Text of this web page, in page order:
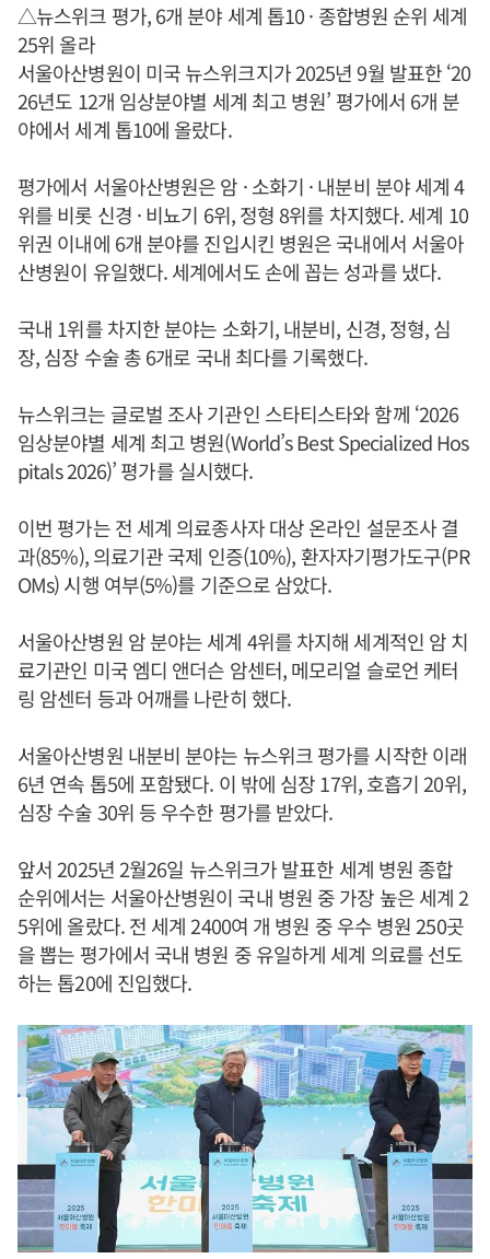
△뉴스위크 평가, 6개 분야 세계 톱10 · 종합병원 순위 세계
25위 올라
서울아산병원이 미국 뉴스위크지가 2025년 9월 발표한 ‘20
26년도 12개 임상분야별 세계 최고 병원’ 평가에서 6개 분
야에서 세계 톱10에 올랐다.
평가에서 서울아산병원은 암 · 소화기 · 내분비 분야 세계 4
위를 비롯 신경 · 비뇨기 6위, 정형 8위를 차지했다. 세계 10
위권 이내에 6개 분야를 진입시킨 병원은 국내에서 서울아
산병원이 유일했다. 세계에서도 손에 꼽는 성과를 냈다.
국내 1위를 차지한 분야는 소화기, 내분비, 신경, 정형, 심
장, 심장 수술 총 6개로 국내 최다를 기록했다.
뉴스위크는 글로벌 조사 기관인 스타티스타와 함께 ‘2026
임상분야별 세계 최고 병원(World’s Best Specialized Hos
pitals 2026)’ 평가를 실시했다.
이번 평가는 전 세계 의료종사자 대상 온라인 설문조사 결
과(85%), 의료기관 국제 인증(10%), 환자자기평가도구(PR
OMs) 시행 여부(5%)를 기준으로 삼았다.
서울아산병원 암 분야는 세계 4위를 차지해 세계적인 암 치
료기관인 미국 엠디 앤더슨 암센터, 메모리얼 슬로언 케터
링 암센터 등과 어깨를 나란히 했다.
서울아산병원 내분비 분야는 뉴스위크 평가를 시작한 이래
6년 연속 톱5에 포함됐다. 이 밖에 심장 17위, 호흡기 20위,
심장 수술 30위 등 우수한 평가를 받았다.
앞서 2025년 2월26일 뉴스위크가 발표한 세계 병원 종합
순위에서는 서울아산병원이 국내 병원 중 가장 높은 세계 2
5위에 올랐다. 전 세계 2400여 개 병원 중 우수 병원 250곳
을 뽑는 평가에서 국내 병원 중 유일하게 세계 의료를 선도
하는 톱20에 진입했다.